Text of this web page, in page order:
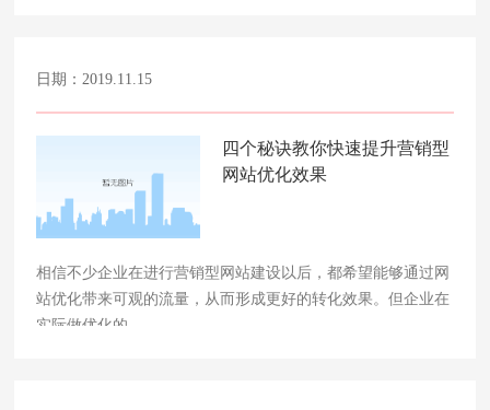
日期：2019.11.15
四个秘诀教你快速提升营销型
网站优化效果
相信不少企业在进行营销型网站建设以后，都希望能够通过网
站优化带来可观的流量，从而形成更好的转化效果。但企业在
实际做优化的……